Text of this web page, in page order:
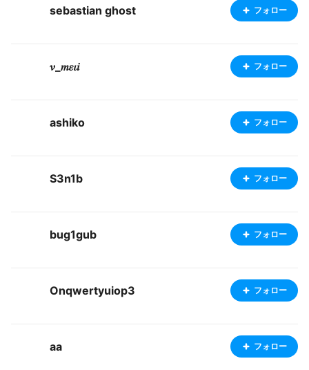
sebastian ghost フォロー
𝜈_𝑚𝜀𝜄𝑖 フォロー
ashiko フォロー
S3n1b フォロー
bug1gub フォロー
Onqwertyuiop3 フォロー
aa フォロー